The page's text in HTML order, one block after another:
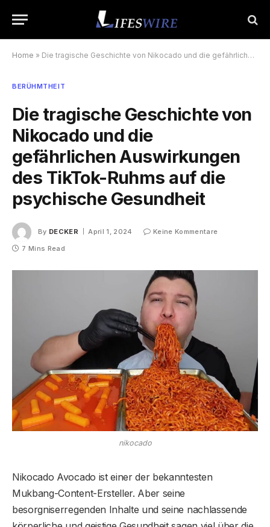
Home » Die tragische Geschichte von Nikocado und die gefährlichen Auswirkungen des TikTok-Ruhms auf die psychische Gesundheit
BERÜHMTHEIT
Die tragische Geschichte von
Nikocado und die
gefährlichen Auswirkungen
des TikTok-Ruhms auf die
psychische Gesundheit
By DECKER April 1, 2024
Keine Kommentare
7 Mins Read
nikocado
Nikocado Avocado ist einer der bekanntesten
Mukbang-Content-Ersteller. Aber seine
besorgniserregenden Inhalte und seine nachlassende